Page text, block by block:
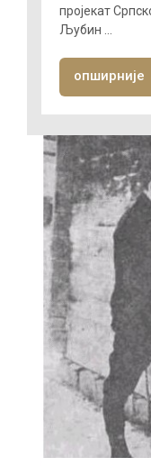
пројекат
Љубин ...
опширније